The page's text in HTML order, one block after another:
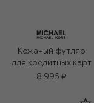
Кожаный футляр
для кредитных карт
8 995 ₽